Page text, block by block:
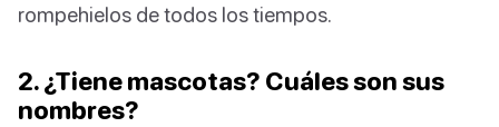
rompehielos de todos los tiempos.
2. ¿Tiene mascotas? Cuáles son sus
nombres?